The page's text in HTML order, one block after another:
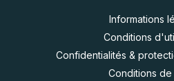
Informations
Conditions
Confidentialités &
Conditions